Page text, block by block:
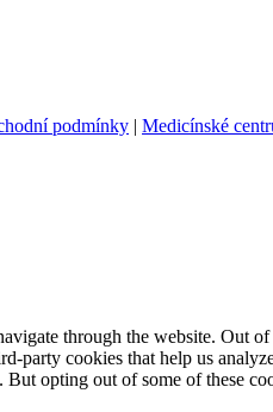
podmínky | Medicínské
through the website. Out
party cookies that help us
opting out of some of these